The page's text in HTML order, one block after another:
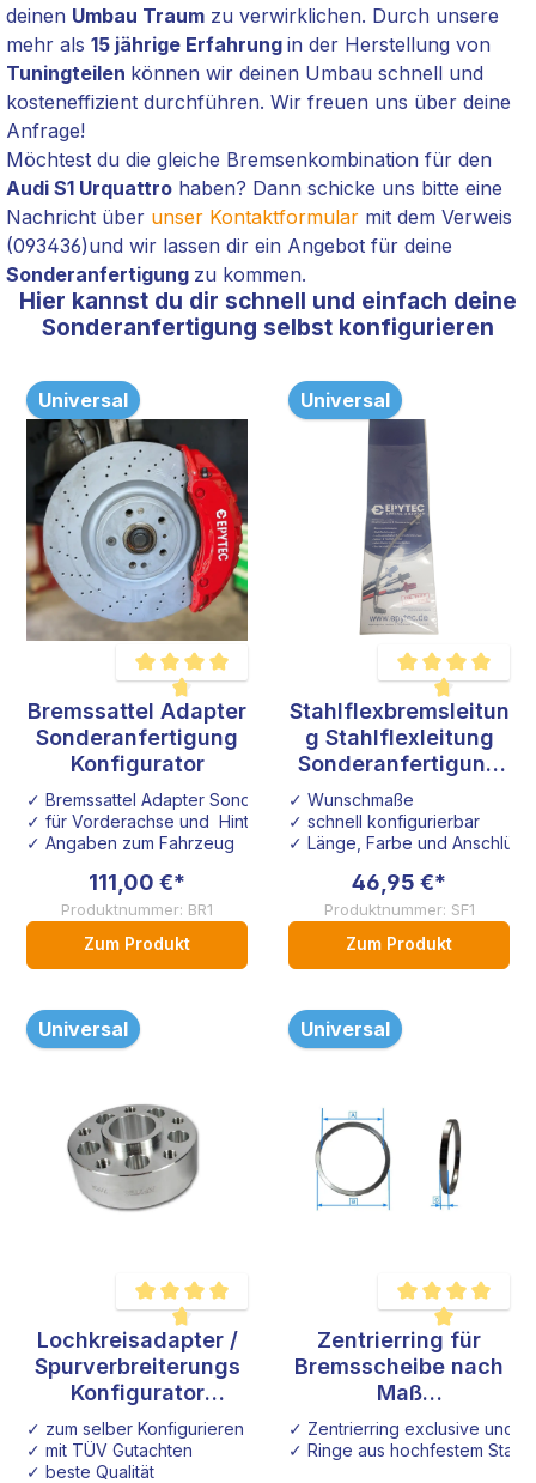
deinen Umbau Traum zu verwirklichen. Durch unsere
mehr als 15 jährige Erfahrung in der Herstellung von
Tuningteilen können wir deinen Umbau schnell und
kosteneffizient durchführen. Wir freuen uns über deine
Anfrage!
Möchtest du die gleiche Bremsenkombination für den
Audi S1 Urquattro haben? Dann schicke uns bitte eine
Nachricht über unser Kontaktformular mit dem Verweis
(093436)und wir lassen dir ein Angebot für deine
Sonderanfertigung zu kommen.
Hier kannst du dir schnell und einfach deine
Sonderanfertigung selbst konfigurieren
Universal
Durchschnittliche Bewertung von 4.6 von 5 Sternen
Bremssattel Adapter
Sonderanfertigung
Konfigurator
✓ Bremssattel Adapter Sonderanfertigung
✓ für Vorderachse und Hinterachse
✓ Angaben zum Fahrzeug
111,00 €*
Produktnummer: BR1
Zum Produkt
Universal
Durchschnittliche
Stahlflexbremsleitun
g Stahlflexleitung
Sonderanfertigung
Konfigurator
✓ Wunschmaße
✓ schnell konfigurierbar
✓ Länge, Farbe und
46,95 €*
Produktnummer: SF1
Zum Produkt
Universal
Durchschnittliche Bewertung von 4.8 von 5 Sternen
Lochkreisadapter /
Spurverbreiterungs
Konfigurator
Sonderanfertigung
✓ zum selber Konfigurieren
✓ mit TÜV Gutachten
✓ beste Qualität
Universal
Durchschnittliche
Zentrierring für
Bremsscheibe nach
Maß
Sonderanfertigung
Audi VW Seat Opel
✓ Zentrierring exclusive und
✓ Ringe aus hochfestem Stahl